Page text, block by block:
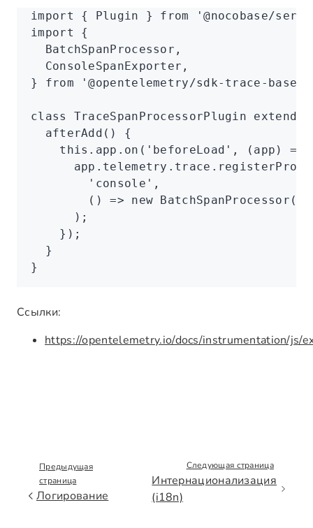
import { Plugin } from '@nocobase/
import {
  BatchSpanProcessor
,
  ConsoleSpanExporter
,
} from '@opentelemetry/sdk-trace-base'
class TraceSpanProcessorPlugin extends
  afterAdd
() {
    this
. app .on ( 'beforeLoad' , (app) =>
      app
. telemetry . trace
        'console'
,
        ()
=> new BatchSpanProcessor (
      );
    });
  }
}
Ссылки:
https://opentelemetry.io/docs/instrumentation/js/
Предыдущая
страница
Логирование
Следующая страница
Интернационализация
(i18n)